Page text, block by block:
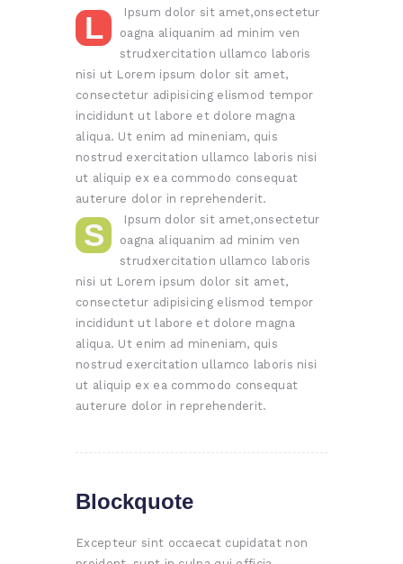
L
Ipsum dolor sit amet,onsectetur
oagna aliquanim ad minim ven
strudxercitation ullamco laboris
nisi ut Lorem ipsum dolor sit amet,
consectetur adipisicing elismod tempor
incididunt ut labore et dolore magna
aliqua. Ut enim ad mineniam, quis
nostrud exercitation ullamco laboris nisi
ut aliquip ex ea commodo consequat
auterure dolor in reprehenderit.
S
Ipsum dolor sit amet,onsectetur
oagna aliquanim ad minim ven
strudxercitation ullamco laboris
nisi ut Lorem ipsum dolor sit amet,
consectetur adipisicing elismod tempor
incididunt ut labore et dolore magna
aliqua. Ut enim ad mineniam, quis
nostrud exercitation ullamco laboris nisi
ut aliquip ex ea commodo consequat
auterure dolor in reprehenderit.
Blockquote
Excepteur sint occaecat cupidatat non